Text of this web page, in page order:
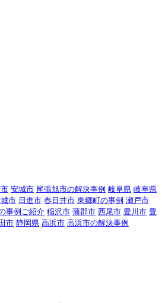
安城市 尾張旭市の解決事例 岐阜県 岐阜県
市 日進市 春日井市 東郷町の事例 瀬戸市
事例ご紹介 稲沢市 蒲郡市 西尾市 豊川市 豊
市 静岡県 高浜市 高浜市の解決事例